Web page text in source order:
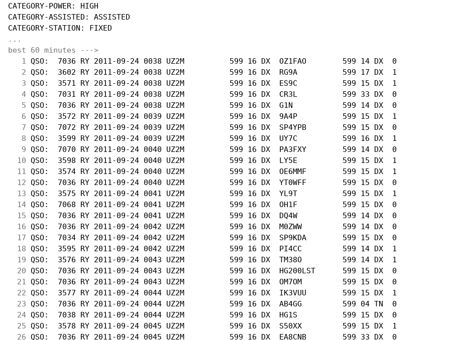
CATEGORY-POWER: HIGH
CATEGORY-ASSISTED: ASSISTED
...
best 60 minutes --->
  1
QSO:  7036 RY 2011-09-24 0038 UZ2M          599 16 DX  OZ1FAO        599 14 DX  0
  2
QSO:  3602 RY 2011-09-24 0038 UZ2M          599 16 DX  RG9A          599 17 DX  1
  3
QSO:  3571 RY 2011-09-24 0038 UZ2M          599 16 DX  ES9C          599 15 DX  1
  4
QSO:  7031 RY 2011-09-24 0038 UZ2M          599 16 DX  CR3L          599 33 DX  0
  5
QSO:  7036 RY 2011-09-24 0038 UZ2M          599 16 DX  G1N           599 14 DX  0
  6
QSO:  3572 RY 2011-09-24 0039 UZ2M          599 16 DX  9A4P          599 15 DX  1
  7
QSO:  7072 RY 2011-09-24 0039 UZ2M          599 16 DX  SP4YPB        599 15 DX  0
  8
QSO:  3599 RY 2011-09-24 0039 UZ2M          599 16 DX  UY7C          599 16 DX  1
  9
QSO:  7070 RY 2011-09-24 0040 UZ2M          599 16 DX  PA3FXY        599 14 DX  0
10 QSO:  3598 RY 2011-09-24 0040 UZ2M          599 16 DX  LY5E          599 15 DX  1
11 QSO:  3574 RY 2011-09-24 0040 UZ2M          599 16 DX  OE6MMF        599 15 DX  1
12 QSO:  7036 RY 2011-09-24 0040 UZ2M          599 16 DX  YT0WFF        599 15 DX  0
13 QSO:  3575 RY 2011-09-24 0041 UZ2M          599 16 DX  YL9T          599 15 DX  1
14 QSO:  7068 RY 2011-09-24 0041 UZ2M          599 16 DX  OH1F          599 15 DX  0
15 QSO:  7036 RY 2011-09-24 0041 UZ2M          599 16 DX  DQ4W          599 14 DX  0
16 QSO:  7036 RY 2011-09-24 0042 UZ2M          599 16 DX  M0ZWW         599 14 DX  0
17 QSO:  7034 RY 2011-09-24 0042 UZ2M          599 16 DX  SP9KDA        599 15 DX  0
18 QSO:  3595 RY 2011-09-24 0042 UZ2M          599 16 DX  PI4CC         599 14 DX  1
19 QSO:  3576 RY 2011-09-24 0043 UZ2M          599 16 DX  TM38O         599 14 DX  1
20 QSO:  7036 RY 2011-09-24 0043 UZ2M          599 16 DX  HG200LST      599 15 DX  0
21 QSO:  7036 RY 2011-09-24 0043 UZ2M          599 16 DX  OM7OM         599 15 DX  0
22 QSO:  3577 RY 2011-09-24 0044 UZ2M          599 16 DX  IK3VUU        599 15 DX  1
23 QSO:  7036 RY 2011-09-24 0044 UZ2M          599 16 DX  AB4GG         599 04 TN  0
24 QSO:  7038 RY 2011-09-24 0044 UZ2M          599 16 DX  HG1S          599 15 DX  0
25 QSO:  3578 RY 2011-09-24 0045 UZ2M          599 16 DX  S50XX         599 15 DX  1
26 QSO:  7036 RY 2011-09-24 0045 UZ2M          599 16 DX  EA8CNB        599 33 DX  0